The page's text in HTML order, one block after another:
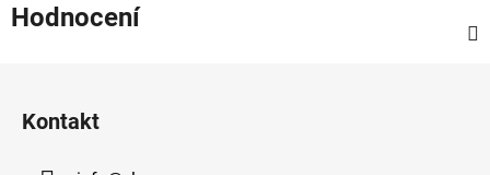
Hodnocení
Kontakt